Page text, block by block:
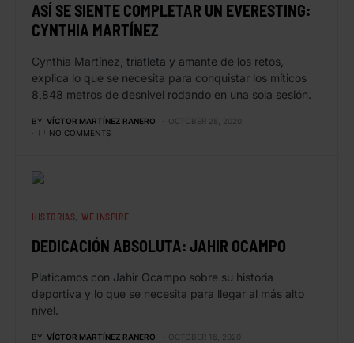
ASÍ SE SIENTE COMPLETAR UN EVERESTING:
CYNTHIA MARTÍNEZ
Cynthia Martínez, triatleta y amante de los retos,
explica lo que se necesita para conquistar los míticos
8,848 metros de desnivel rodando en una sola sesión.
BY VÍCTOR MARTÍNEZ RANERO
OCTOBER 28, 2020
NO COMMENTS
HISTORIAS WE INSPIRE
DEDICACIÓN ABSOLUTA: JAHIR OCAMPO
Platicamos con Jahir Ocampo sobre su historia
deportiva y lo que se necesita para llegar al más alto
nivel.
BY VÍCTOR MARTÍNEZ RANERO
OCTOBER 16, 2020